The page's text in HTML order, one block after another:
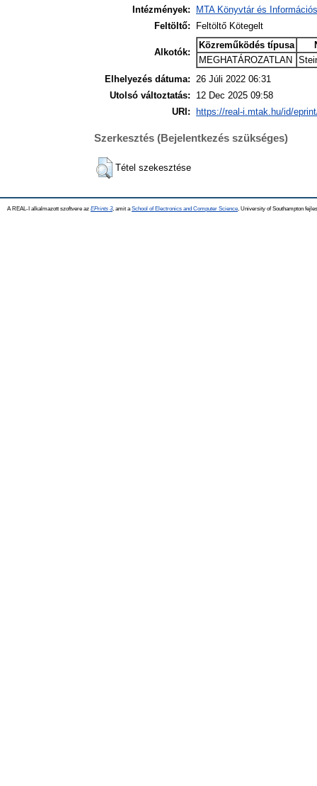
Intézmények:
MTA Könyvtár és
Feltöltő:
Feltöltő Kötegelt
Alkotók:
Közreműködés típusa
MEGHATÁROZATLAN
Elhelyezés dátuma: 26 Júli 2022 06:31
Utolsó változtatás:
12 Dec 2025 09:58
URI:
https://real-i.mtak.hu/id/
Szerkesztés (Bejelentkezés szükséges)
Tétel szekesztése
A REAL-I alkalmazott szoftvere az EPrints 3, amit a School of Electronics and Computer Science , University of Southampton